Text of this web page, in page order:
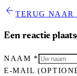
arrow_back TERUG NAAR
Een reactie
NAAM *
E-MAIL